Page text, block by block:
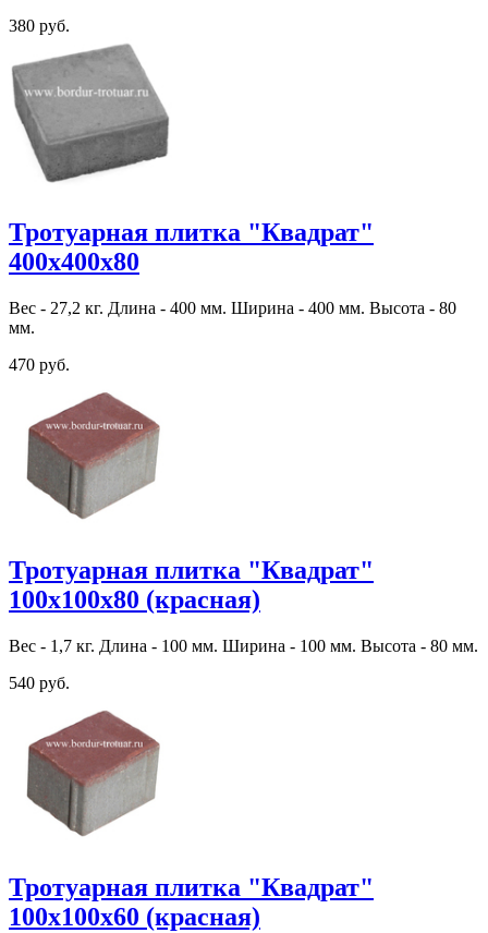
380 руб.
Тротуарная плитка "Квадрат"
400х400х80
Вес - 27,2 кг. Длина - 400 мм. Ширина - 400 мм. Высота - 80
мм.
470 руб.
Тротуарная плитка "Квадрат"
100х100х80 (красная)
Вес - 1,7 кг. Длина - 100 мм. Ширина - 100 мм. Высота - 80 мм.
540 руб.
Тротуарная плитка "Квадрат"
100х100х60 (красная)